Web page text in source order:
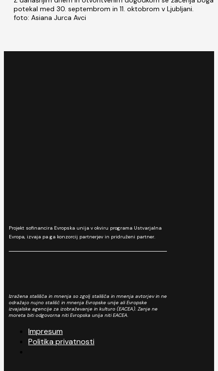
potekal med 30. septembrom in 11. oktobrom v Ljubljani.
foto: Asiana Jurca Avci
Projekt sofinancira Evropska unija v okviru programa Ustvarjalna
Evropa, izvaja pa ga konzorcij partnerjev in pridruženi partner.
Izražena stališča in mnenja so zgolj stališča in mnenja avtorjev in ne
odražajo nujno stališč in mnenja Evropske unije ali Evropske
izvajalske agencije za izobraževanje in kulturo (EACEA). Zanje ne
moreta biti odgovorna niti Evropska unija niti EACEA.
Impresum
Politika privatnosti